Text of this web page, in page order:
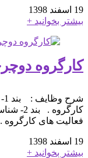
19 اسفند 1398
بیشتر بخوانید +
کارگروه
فعالیت های کارگروه
19 اسفند 1398
بیشتر بخوانید +